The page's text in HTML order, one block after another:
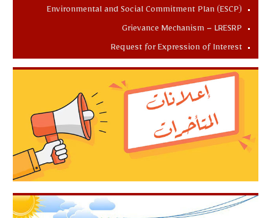
Environmental and Social Commitment Plan (ESCP)
Grievance Mechanism – LRESRP
Request for Expression of Interest